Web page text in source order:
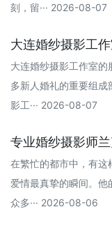
刻，留··· 2026-08-07
大连婚纱摄影工
大连婚纱摄影工作室
多新人婚礼的重要组
影工··· 2026-08-07
专业婚纱摄影师
在繁忙的都市中，有这
爱情最真挚的瞬间。他
众多··· 2026-08-06